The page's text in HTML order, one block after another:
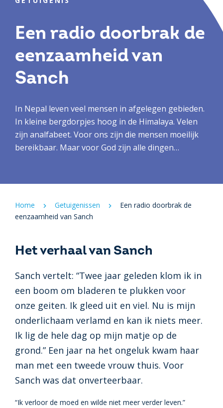
Een radio doorbrak de
eenzaamheid van
Sanch
In Nepal leven veel mensen in afgelegen gebieden.
In kleine bergdorpjes hoog in de Himalaya. Velen
zijn analfabeet. Voor ons zijn die mensen moeilijk
bereikbaar. Maar voor God zijn alle dingen
zij tot geloof kwam, is heel bijzonder.
Home Getuigenissen
Een radio doorbrak de
eenzaamheid van Sanch
Het verhaal van Sanch
Sanch vertelt: “Twee jaar geleden klom ik in
een boom om bladeren te plukken voor
onze geiten. Ik gleed uit en viel. Nu is mijn
onderlichaam verlamd en kan ik niets meer.
Ik lig de hele dag op mijn matje op de
grond.” Een jaar na het ongeluk kwam haar
man met een tweede vrouw thuis. Voor
Sanch was dat onverteerbaar.
“Ik verloor de moed en wilde niet meer verder leven.”